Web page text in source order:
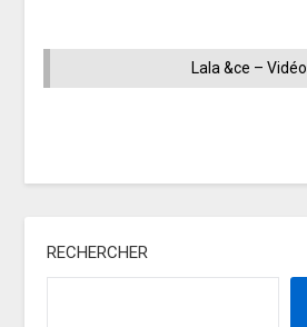
Lala &ce –
RECHERCHER